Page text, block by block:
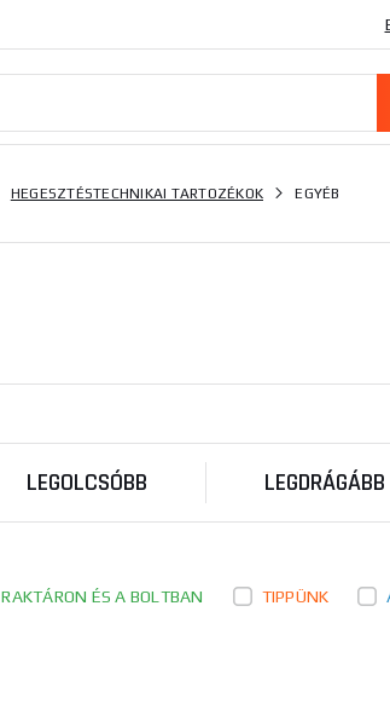
HEGESZTÉSTECHNIKAI TARTOZÉKOK EGYÉB
LEGOLCSÓBB LEGDRÁGÁBB
RAKTÁRON ÉS A BOLTBAN TIPPÜNK